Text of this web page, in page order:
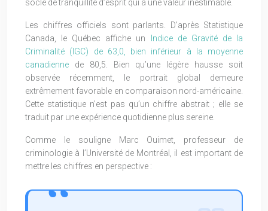
socle de tranquillité d’esprit qui a une valeur inestimable.
Les chiffres officiels sont parlants. D’après Statistique
Canada, le Québec affiche un
Indice de Gravité de la
Criminalité (IGC) de 63,0, bien inférieur à la moyenne
canadienne de 80,5. Bien qu’une légère hausse soit
observée récemment, le portrait global demeure
extrêmement favorable en comparaison nord-américaine.
Cette statistique n’est pas qu’un chiffre abstrait ; elle se
traduit par une expérience quotidienne plus sereine.
Comme le souligne Marc Ouimet, professeur de
criminologie à l’Université de Montréal, il est important de
mettre les chiffres en perspective :